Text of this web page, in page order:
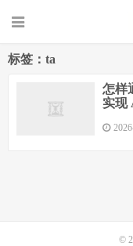
标签：ta
怎样
实现
©